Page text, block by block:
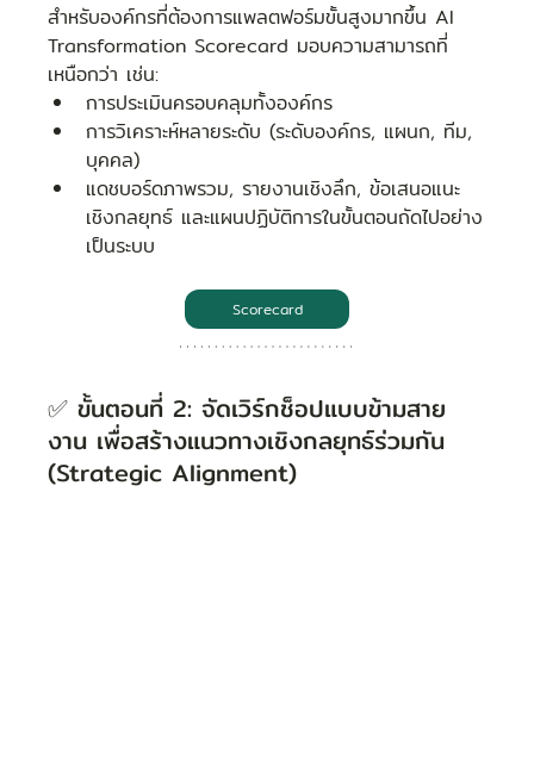
สำหรับองค์กรที่ต้องการแพลตฟอร์มขั้นสูงมากขึ้น AI
Transformation Scorecard มอบความสามารถที่
เหนือกว่า เช่น:
การประเมินครอบคลุมทั้งองค์กร
การวิเคราะห์หลายระดับ (ระดับองค์กร, แผนก, ทีม,
บุคคล)
แดชบอร์ดภาพรวม, รายงานเชิงลึก, ข้อเสนอแนะ
เชิงกลยุทธ์ และแผนปฏิบัติการในขั้นตอนถัดไปอย่าง
เป็นระบบ
Scorecard
✅ ขั้นตอนที่ 2: จัดเวิร์กช็อปแบบข้ามสาย
งาน เพื่อสร้างแนวทางเชิงกลยุทธ์ร่วมกัน
(Strategic Alignment)